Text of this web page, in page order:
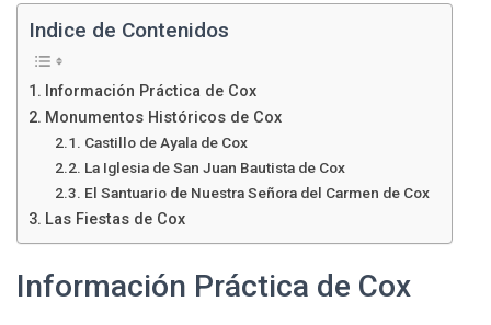
Indice de Contenidos
Información Práctica de Cox
Monumentos Históricos de Cox
Castillo de Ayala de Cox
La Iglesia de San Juan Bautista de Cox
El Santuario de Nuestra Señora del Carmen de Cox
Las Fiestas de Cox
Información Práctica de Cox